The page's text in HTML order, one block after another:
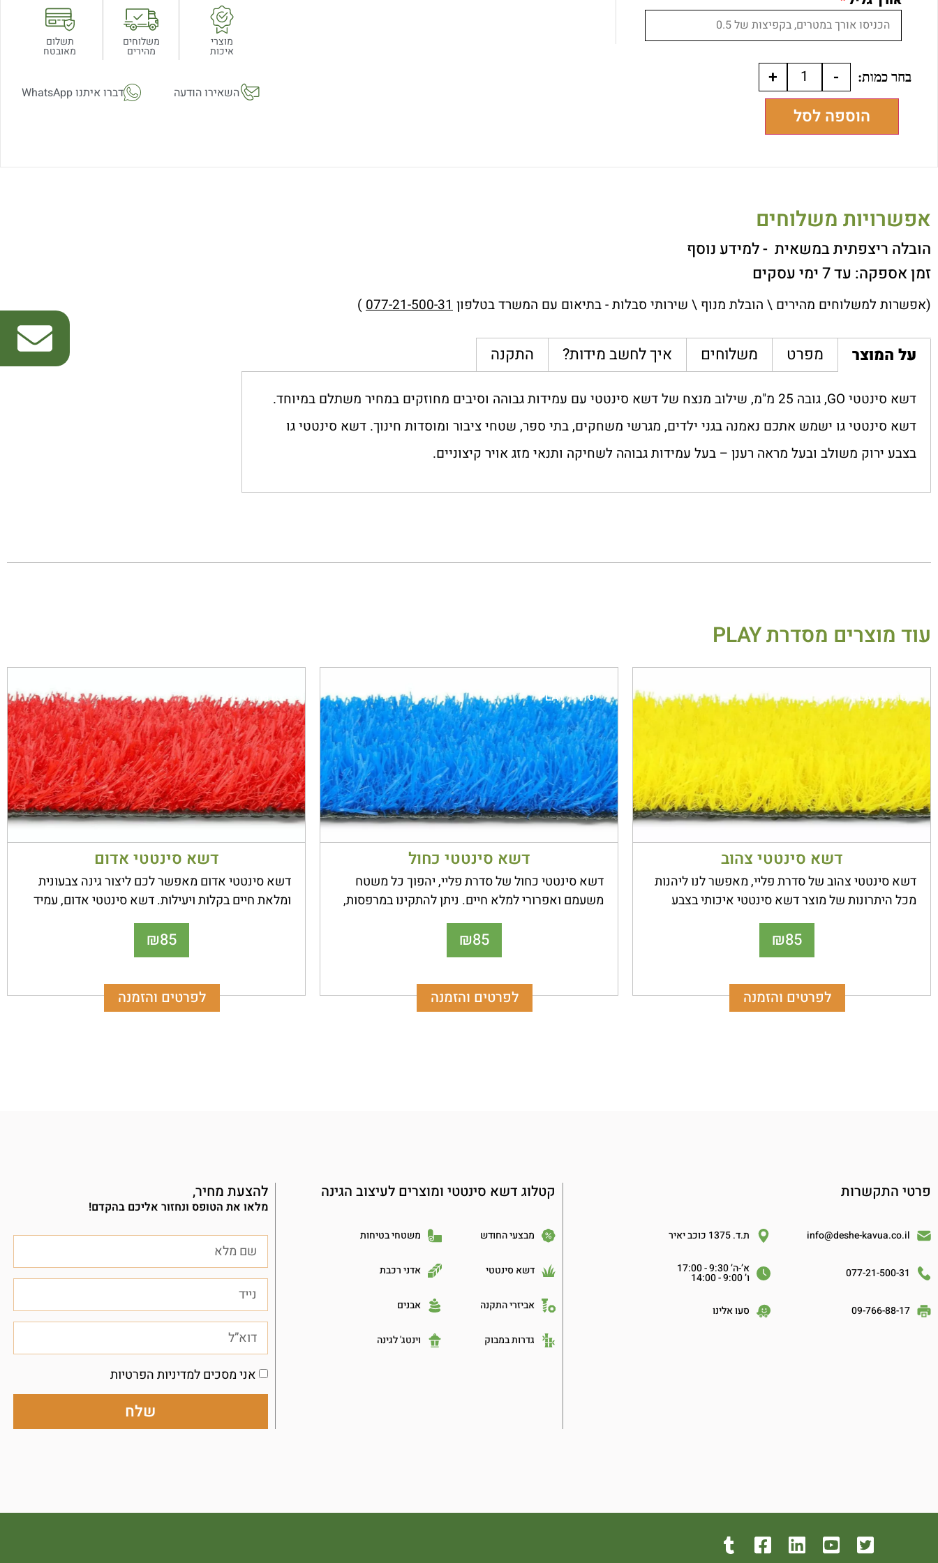
-
+
הוספה לסל
מוצרי
איכות
משלוחים
מהירים
תשלום
מאובטח
השאירו הודעה דברו איתנו WhatsApp
אפשרויות משלוחים
הובלה ריצפתית במשאית - למידע נוסף
זמן אספקה: עד 7 ימי עסקים
(אפשרות למשלוחים מהירים \ הובלת מנוף \ שירותי סבלות - בתיאום עם המשרד בטלפון077-21-500-31
)
על המוצר מפרט משלוחים איך לחשב מידות? התקנה
דשא סינטטי GO, גובה 25 מ"מ, שילוב מנצח של דשא סינטטי עם עמידות גבוהה וסיבים מחוזקים במחיר משתלם במיוחד.
דשא סינטטי גו ישמש אתכם נאמנה בגני ילדים, מגרשי משחקים, בתי ספר, שטחי ציבור ומוסדות חינוך. דשא סינטטי גו
בצבע ירוק משולב ובעל מראה רענן – בעל עמידות גבוהה לשחיקה ותנאי מזג אויר קיצוניים.
עוד מוצרים מסדרתPLAY
סדרתPLAY
דשא סינטטי צהוב
דשא סינטטי צהוב של סדרת פליי, מאפשר לנו ליהנות
מכל היתרונות של מוצר דשא סינטטי איכותי בצבע
ייחודי לגני ילדים, שטחים ציבוריים, עסקים, גני
שעשועים וכל שימוש ומטרה שנחפוץ.
₪85
לפרטים והזמנה
סדרתPLAY
דשא סינטטי כחול
דשא סינטטי כחול של סדרת פליי, יהפוך כל משטח
משעמם ואפרורי למלא חיים. ניתן להתקינו במרפסות,
גינות, מוסדות ציבור, עסקים ומגרשי ספורט כאחד.
תקני איכות בינלאומיים, עמידות גבוהה.
₪85
לפרטים והזמנה
סדרתPLAY
דשא סינטטי אדום
דשא סינטטי אדום מאפשר לכם ליצור גינה צבעונית
ומלאת חיים בקלות ויעילות. דשא סינטטי אדום, עמיד
בתנאי שטח קשים והוא מיוצר במיוחד לשימוש בתנאי
חוץ, המאפיינים את האקלים הישראלי.
₪85
לפרטים והזמנה
פרטי התקשרות
info@deshe-kavua.co.il ת.ד. 1375 כוכב יאיר
077-21-500-31 א’-ה’ 9:30 - 17:00
ו’ 9:00 - 14:00
09-766-88-17 סעו אלינו
קטלוג דשא סינטטי ומוצרים לעיצוב הגינה
מבצעי החודש משטחי בטיחות
דשא סינטטי אדני רכבת
אביזרי התקנה אבנים
גדרות במבוק וינטג' לגינה
להצעת מחיר,
מלאו את הטופס ונחזור אליכם בהקדם!
אני מסכים למדיניות הפרטיות
שלח